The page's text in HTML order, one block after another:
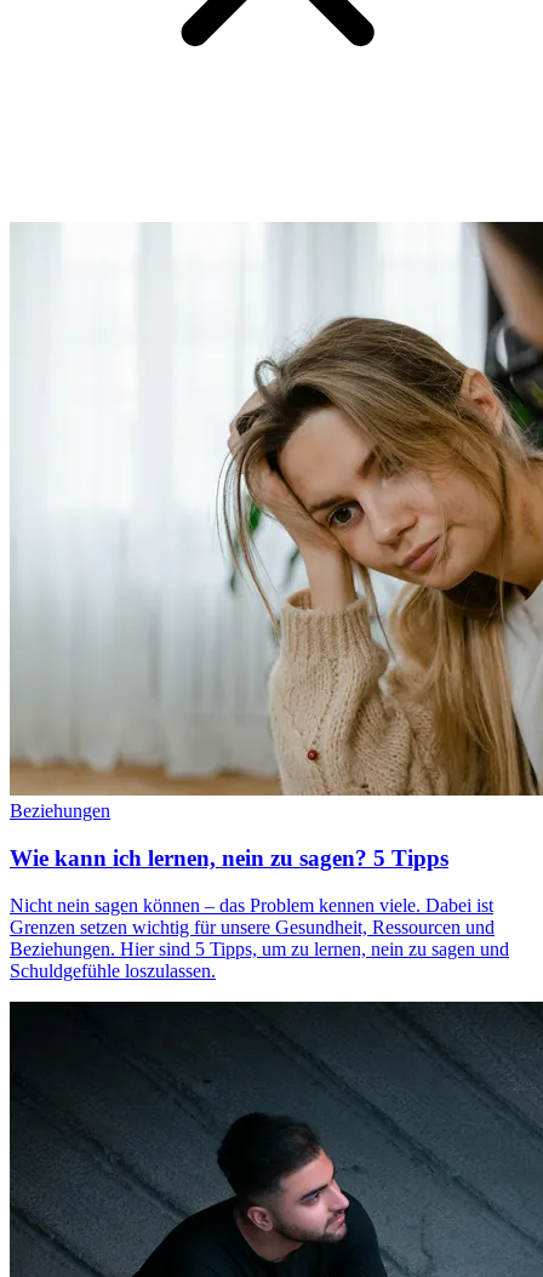
Beziehungen
Wie kann ich lernen, nein zu sagen? 5 Tipps
Nicht nein sagen können – das Problem kennen viele. Dabei ist
Grenzen setzen wichtig für unsere Gesundheit, Ressourcen und
Beziehungen. Hier sind 5 Tipps, um zu lernen, nein zu sagen und
Schuldgefühle loszulassen.